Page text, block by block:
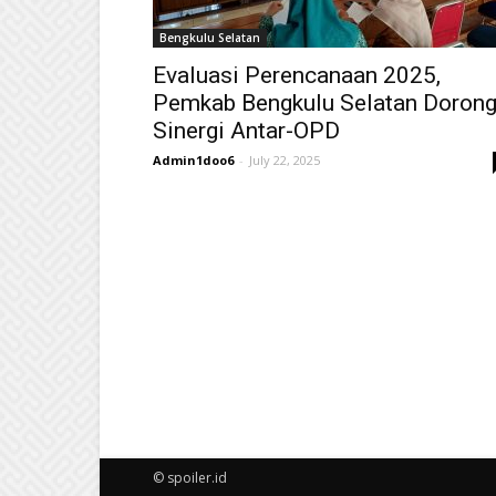
Bengkulu Selatan
Evaluasi Perencanaan 2025,
Pemkab Bengkulu Selatan Dorong
Sinergi Antar-OPD
Admin1doo6 - July 22, 2025
© spoiler.id